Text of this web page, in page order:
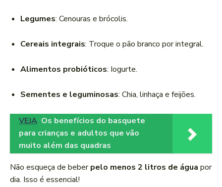
Legumes: Cenouras e brócolis.
Cereais integrais: Troque o pão branco por integral.
Alimentos probióticos: Iogurte.
Sementes e leguminosas: Chia, linhaça e feijões.
VEJA Os benefícios do basquete
para crianças e adultos que vão
muito além das quadras
Não esqueça de beberpelo menos 2 litros de água por
dia. Isso é essencial!